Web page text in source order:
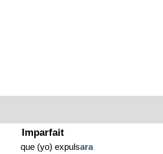
Imparfait
que (yo) expulsara